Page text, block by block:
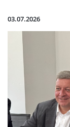
03.07.2026